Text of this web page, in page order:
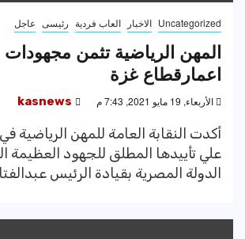
Uncategorized الاخبار العاب فردية رئيسى عاجل
المهن الرياضية تثمن
اعمارقطاع غزة
الأربعاء, 19 مايو 2021, 7:43 م kasnews
أكدت النقابة العامة للمهن الرياضية في
علي تأييدها المطلق للجهود العظيمة
الدولة المصرية بقيادة الرئيس